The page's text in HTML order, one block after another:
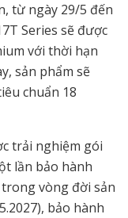
từ ngày 29/5 đến
Series sẽ được
với thời hạn
sản phẩm sẽ
chuẩn 18
trải nghiệm gói
lần bảo hành
vòng đời sản
bảo hành